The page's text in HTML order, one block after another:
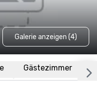
Galerie anzeigen (4)
Gästezimmer